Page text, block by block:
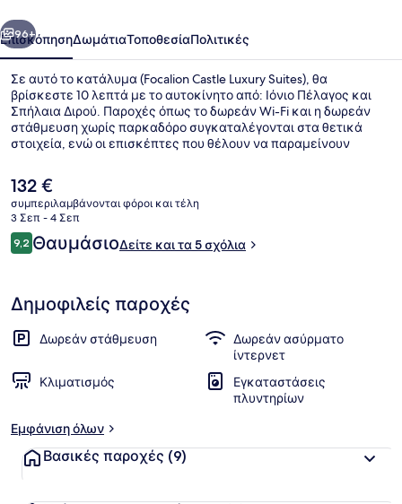
Επόμενο
96+
ΕπισκόπησηΔωμάτιαΤοποθεσίαΠολιτικές
Σε αυτό το κατάλυμα (Focalion Castle Luxury Suites), θα
βρίσκεστε 10 λεπτά με το αυτοκίνητο από: Ιόνιο Πέλαγος και
Σπήλαια Διρού. Παροχές όπως το δωρεάν Wi-Fi και η δωρεάν
στάθμευση χωρίς παρκαδόρο συγκαταλέγονται στα θετικά
στοιχεία, ενώ οι επισκέπτες που θέλουν να παραμείνουν
ποδηλασία και κολύμπι με αναπνευστήρα σε κοντινή
απόσταση. Άλλες παροχές περιλαμβάνουν βεράντα και κήπο.
Η
τρέχουσα
τιμή
είναι
132 €
132 €
συμπεριλαμβάνονται φόροι και τέλη
3 Σεπ - 4 Σεπ
Σχόλια
9,29,2 στα 10
ΘαυμάσιοΔείτε και τα 5 σχόλια
Δημοφιλείς παροχές
Δωρεάν στάθμευση
Δωρεάν ασύρματο
ίντερνετ
Κλιματισμός
Εγκαταστάσεις
πλυντηρίων
Εμφάνιση όλων
Βασικές παροχές (9)